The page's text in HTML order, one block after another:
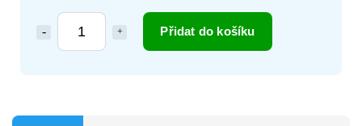
Přidat do košíku